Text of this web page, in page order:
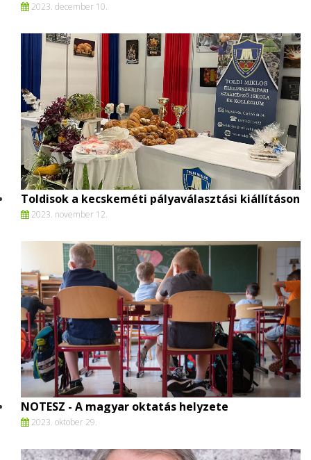
2023. december 10.
Toldisok a kecskeméti pályaválasztási kiállításon
2023. november 12.
NOTESZ - A magyar oktatás helyzete
2023. oktober 29.